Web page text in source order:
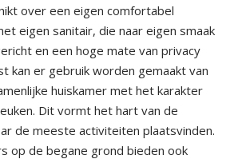
over een eigen comfortabel
eigen sanitair, die naar eigen smaak
en een hoge mate van privacy
kan er gebruik worden gemaakt van
huiskamer met het karakter
Dit vormt het hart van de
de meeste activiteiten plaatsvinden.
op de begane grond bieden ook